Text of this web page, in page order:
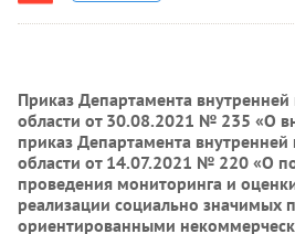
Приказ Департамента
области от 30.08.2021 № 235 «О
приказ Департамента
области от 14.07.2021 № 220 «О
проведения мониторинга и
реализации социально значимых
ориентированными